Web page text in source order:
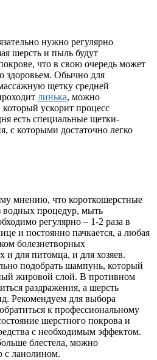
нужно регулярно
шерсть и пыль будут
что в свою очередь может
здоровьем. Обычно для
щетку средней
линька, можно
ускорит процесс
есть специальные щетки-
с которыми достаточно легко
мнению, что короткошерстные
водных процедур, мыть
регулярно – 1-2 раза в
и постоянно пачкается, а любая
болезнетворных
и для питомца, и для хозяев.
подобрать шампунь, который
жировой слой. В противном
раздражения, а шерсть
Рекомендуем для выбора
к профессиональному
шерстного покрова и
с необходимым эффектом.
блестела, можно
с ланолином.